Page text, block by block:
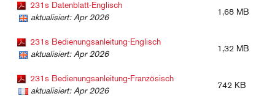
231s Datenblatt-Englisch
aktualisiert: Apr 2026
1,68 MB
231s Bedienungsanleitung-Englisch
aktualisiert: Apr 2026
1,32 MB
231s Bedienungsanleitung-Französisch
aktualisiert: Apr 2026
742 KB